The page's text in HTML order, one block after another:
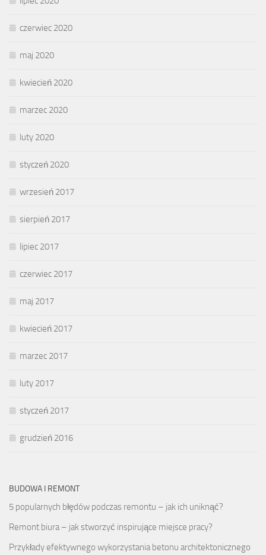
czerwiec 2020
maj 2020
kwiecień 2020
marzec 2020
luty 2020
styczeń 2020
wrzesień 2017
sierpień 2017
lipiec 2017
czerwiec 2017
maj 2017
kwiecień 2017
marzec 2017
luty 2017
styczeń 2017
grudzień 2016
BUDOWA I REMONT
5 popularnych błędów podczas remontu – jak ich uniknąć?
Remont biura – jak stworzyć inspirujące miejsce pracy?
Przykłady efektywnego wykorzystania betonu architektonicznego